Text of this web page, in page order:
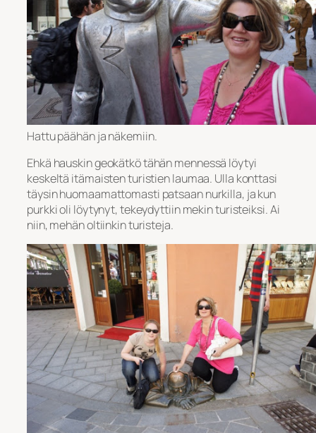
Hattu päähän ja näkemiin.
Ehkä hauskin geokätkö tähän mennessä löytyi
keskeltä itämaisten turistien laumaa. Ulla konttasi
täysin huomaamattomasti patsaan nurkilla, ja kun
purkki oli löytynyt, tekeydyttiin mekin turisteiksi. Ai
niin, mehän oltiinkin turisteja.